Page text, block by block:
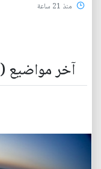
منذ 21 ساعة
آخر مواضيع (